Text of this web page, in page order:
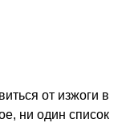
от изжоги в
ни один список